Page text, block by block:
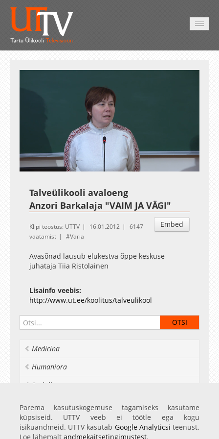
UnmuteLoaded
0.31%
Esituskiirused
Talveülikooli avaloeng
Anzori Barkalaja "VAIM JA VÄGI"
Embed
Klipi teostus: UTTV 16.01.2012
6147
vaatamist
Varia
Avasõnad lausub elukestva õppe keskuse
juhataja Tiia Ristolainen
Lisainfo veebis:
http://www.ut.ee/koolitus/talveulikool
Medicina
Humaniora
Socialia
Realia et naturalia
Ülikoolist veel
Parema kasutuskogemuse tagamiseks kasutame
küpsiseid. UTTV veeb ei töötle ega kogu
isikuandmeid. UTTV kasutab Google Analyticsi teenust.
Loe lähemalt andmekaitsetingimustest.